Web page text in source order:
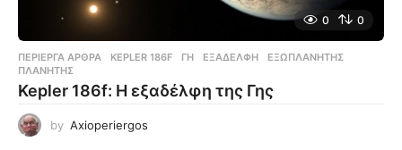
0 0
ΠΕΡΊΕΡΓΑ ΆΡΘΡΑ KEPLER 186F ,ΓΗ ,ΕΞΑΔΈΛΦΗ ,ΕΞΩΠΛΑΝΉΤΗΣ
ΠΛΑΝΉΤΗΣ
Kepler 186f: Η εξαδέλφη της Γης
by Axioperiergos